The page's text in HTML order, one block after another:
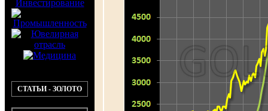
СТАТЬИ - ЗОЛОТО